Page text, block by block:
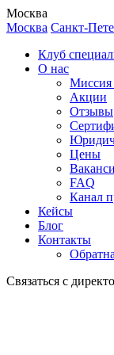
Москва
Москва Санкт-
Клуб
О нас
Миссия
Акции
Отзывы
Цены
FAQ
Канал
Кейсы
Блог
Контакты
Связаться с